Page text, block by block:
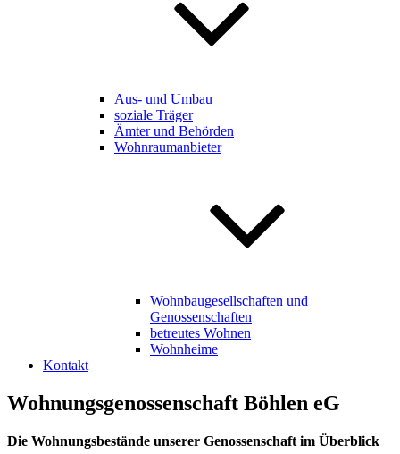
Aus- und Umbau
soziale Träger
Ämter und Behörden
Wohnraumanbieter
Wohnbaugesellschaften und
Genossenschaften
betreutes Wohnen
Wohnheime
Kontakt
Wohnungsgenossenschaft Böhlen eG
Die Wohnungsbestände unserer Genossenschaft im Überblick